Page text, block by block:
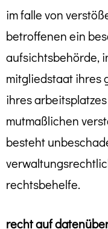
im falle von
betroffenen ein
aufsichtsbehörde,
mitgliedstaat ihres
ihres
mutmaßlichen
besteht
rechtsbehelfe.
recht auf